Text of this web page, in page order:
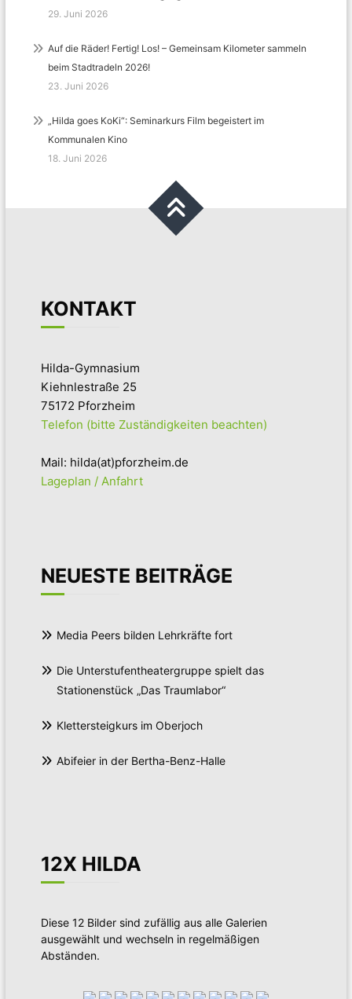
29. Juni 2026
Auf die Räder! Fertig! Los! – Gemeinsam Kilometer sammeln
beim Stadtradeln 2026!
23. Juni 2026
„Hilda goes KoKi“: Seminarkurs Film begeistert im
Kommunalen Kino
18. Juni 2026
KONTAKT
Hilda-Gymnasium
Kiehnlestraße 25
75172 Pforzheim
Telefon (bitte Zuständigkeiten beachten)
Mail: hilda(at)pforzheim.de
Lageplan / Anfahrt
NEUESTE BEITRÄGE
Media Peers bilden Lehrkräfte fort
Die Unterstufentheatergruppe spielt das
Stationenstück „Das Traumlabor“
Klettersteigkurs im Oberjoch
Abifeier in der Bertha-Benz-Halle
12X HILDA
Diese 12 Bilder sind zufällig aus alle Galerien
ausgewählt und wechseln in regelmäßigen
Abständen.